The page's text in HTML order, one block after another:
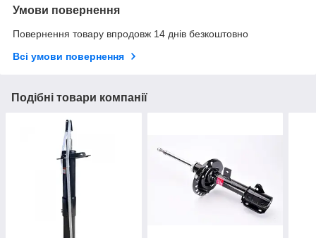
Умови повернення
Повернення товару впродовж 14 днів безкоштовно
Всі умови повернення
Подібні товари компанії